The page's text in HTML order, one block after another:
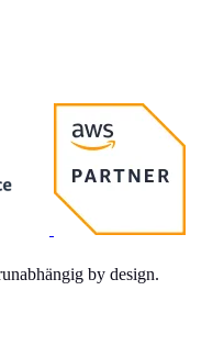
by design.